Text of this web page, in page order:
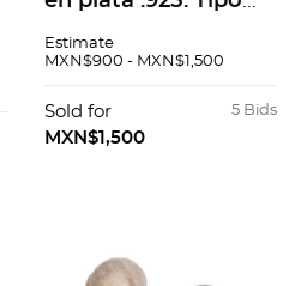
Estimate
MXN$900 - MXN$1,500
5 Bids
Sold for
MXN$1,500